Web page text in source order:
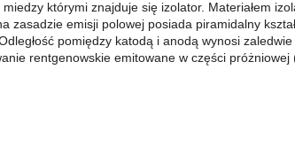
którymi znajduje się izolator. Materiałem
zasadzie emisji polowej posiada piramidalny
pomiędzy katodą i anodą wynosi
rentgenowskie emitowane w części próżniowej